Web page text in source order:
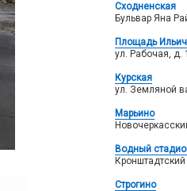
Сходненская
Бульвар Яна
Площадь
ул. Рабочая, д.
Курская
ул. Земляной
Марьино
Водный
Строгино